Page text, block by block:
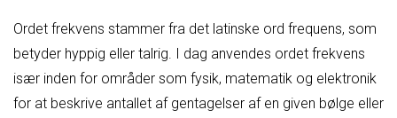
Ordet frekvens stammer fra det latinske ord frequens, som
betyder hyppig eller talrig. I dag anvendes ordet frekvens
især inden for områder som fysik, matematik og elektronik
for at beskrive antallet af gentagelser af en given bølge eller